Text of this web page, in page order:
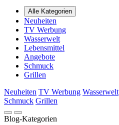
Alle Kategorien
Neuheiten
TV Werbung
Wasserwelt
Lebensmittel
Angebote
Schmuck
Grillen
Neuheiten TV Werbung Wasserwelt
Schmuck Grillen
Blog-Kategorien